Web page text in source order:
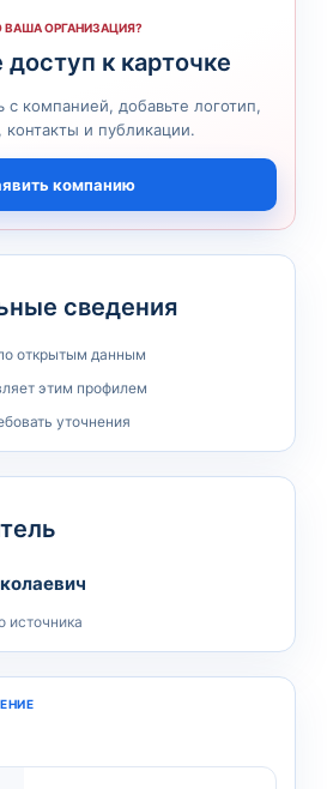
ВАША ОРГАНИЗАЦИЯ?
к карточке
с компанией, добавьте логотип,
контакты и публикации.
компанию
сведения
открытым данным
этим профилем
уточнения
источника